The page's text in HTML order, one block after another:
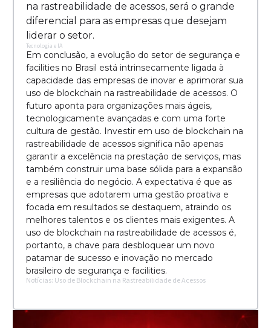
na rastreabilidade de acessos, será o grande
diferencial para as empresas que desejam
liderar o setor.
Tecnologia e IA
Em conclusão, a evolução do setor de segurança e
facilities no Brasil está intrinsecamente ligada à
capacidade das empresas de inovar e aprimorar sua
uso de blockchain na rastreabilidade de acessos. O
futuro aponta para organizações mais ágeis,
tecnologicamente avançadas e com uma forte
cultura de gestão. Investir em uso de blockchain na
rastreabilidade de acessos significa não apenas
garantir a excelência na prestação de serviços, mas
também construir uma base sólida para a expansão
e a resiliência do negócio. A expectativa é que as
empresas que adotarem uma gestão proativa e
focada em resultados se destaquem, atraindo os
melhores talentos e os clientes mais exigentes. A
uso de blockchain na rastreabilidade de acessos é,
portanto, a chave para desbloquear um novo
patamar de sucesso e inovação no mercado
brasileiro de segurança e facilities.
Notícias: Uso de Blockchain na Rastreabilidade de Acessos